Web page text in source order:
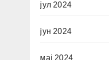
јул 2024
јун 2024
мај 2024